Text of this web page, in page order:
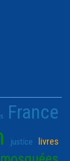
France
justice livres